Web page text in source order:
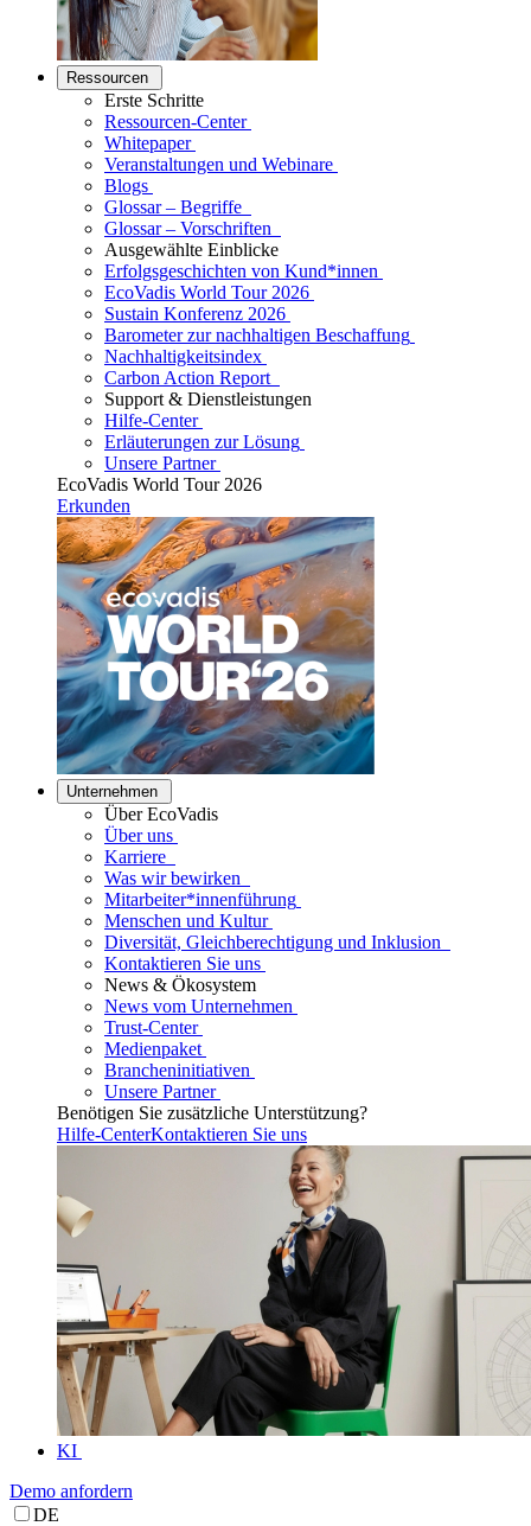
Ressourcen
Erste Schritte
Ressourcen-Center
Whitepaper
Veranstaltungen und Webinare
Blogs
Glossar – Begriffe
Glossar – Vorschriften
Ausgewählte Einblicke
Erfolgsgeschichten von Kund*innen
EcoVadis World Tour 2026
Sustain Konferenz 2026
Barometer zur nachhaltigen Beschaffung
Nachhaltigkeitsindex
Carbon Action Report
Support & Dienstleistungen
Hilfe-Center
Erläuterungen zur Lösung
Unsere Partner
EcoVadis World Tour 2026
Erkunden
Unternehmen
Über EcoVadis
Über uns
Karriere
Was wir bewirken
Mitarbeiter*innenführung
Menschen und Kultur
Diversität, Gleichberechtigung und Inklusion
Kontaktieren Sie uns
News & Ökosystem
News vom Unternehmen
Trust-Center
Medienpaket
Brancheninitiativen
Unsere Partner
Benötigen Sie zusätzliche Unterstützung?
Hilfe-CenterKontaktieren Sie uns
KI
Demo anfordern
DE